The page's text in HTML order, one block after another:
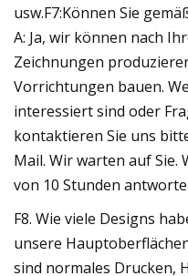
usw.F7:Können Sie
A: Ja, wir können nach
Zeichnungen
Vorrichtungen bauen.
interessiert sind oder
kontaktieren Sie uns
Mail. Wir warten auf
von 10 Stunden
F8. Wie viele Designs
unsere
sind normales Drucken,